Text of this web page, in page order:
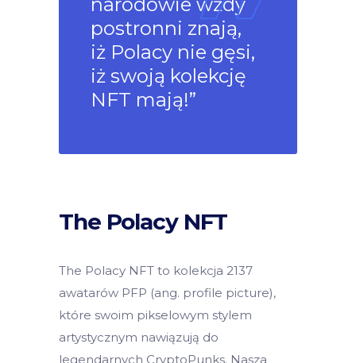
postronni znają,
iż Polacy nie gęsi,
iż swoją kolekcję
NFT mają!”
The Polacy NFT
The Polacy NFT to kolekcja 2137
awatarów PFP (ang. profile picture),
które swoim pikselowym stylem
artystycznym nawiązują do
legendarnych CryptoPunks. Nasza